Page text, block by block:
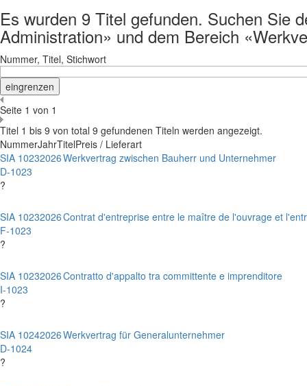
Es wurden 9 Titel gefunden. Suchen Sie
Administration» und dem Bereich
Nummer, Titel, Stichwort
Seite 1 von 1
Titel 1 bis 9 von total 9 gefundenen Titeln werden angezeigt.
NummerJahrTitelPreis / Lieferart
SIA 1023
D-1023
?
2026Werkvertrag zwischen Bauherr und Unternehmer
SIA 1023
F-1023
?
2026Contrat d'entreprise entre le maître de l'ouvrage et
SIA 1023
I-1023
?
2026Contratto d'appalto tra committente e imprenditore
SIA 1024
D-1024
?
2026Werkvertrag für Generalunternehmer